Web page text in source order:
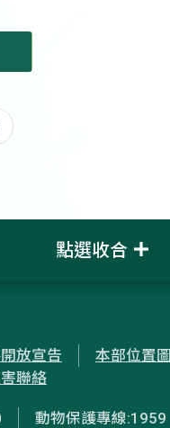
點選收合
放宣告
本部位置圖
聯絡
動物保護專線:1959